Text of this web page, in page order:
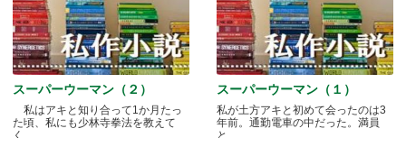
スーパーウーマン（２）
私はアキと知り合って1か月たっ
た頃、私にも少林寺拳法を教えて
く.....
スーパーウーマン（１）
私が土方アキと初めて会ったのは3
年前。通勤電車の中だった。満員
と.....